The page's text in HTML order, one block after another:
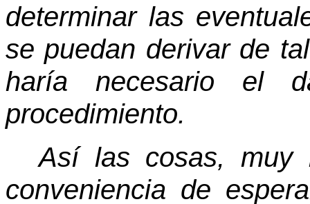
determinar las
se puedan derivar de
haría necesario el
procedimiento.
Así las cosas, muy
conveniencia de